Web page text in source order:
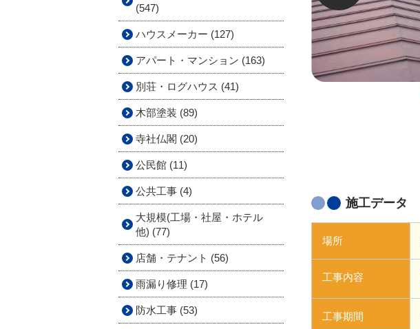
施工データ
場所
工事内容
工事期間
(547)
ハウスメーカー (127)
アパート・マンション (163)
別荘・ログハウス (41)
木部塗装 (89)
寺社仏閣 (20)
公民館 (11)
公共工事 (4)
大規模(工場・社屋・ホテル
他) (77)
店舗・テナント (56)
雨漏り修理 (17)
防水工事 (53)